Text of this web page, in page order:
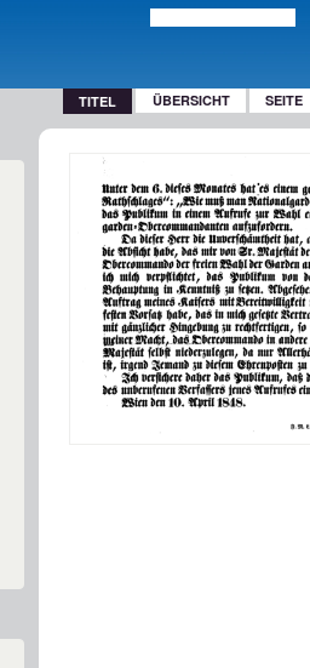
TITEL ÜBERSICHT SEITE